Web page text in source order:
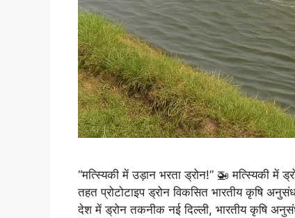
“मत्स्यिकी में उड़ान भरता ड्रोन!” 🚁 मत्स्यिकी
तहत प्रोटोटाइप ड्रोन विकसित भारतीय कृषि
देश में ड्रोन तकनीक नई दिल्ली, भारतीय कृषि